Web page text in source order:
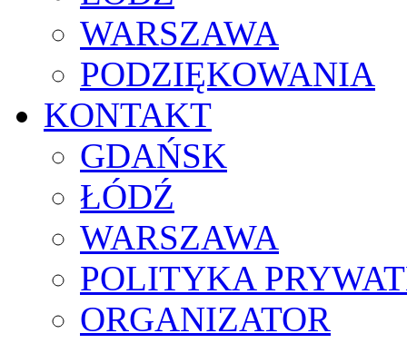
WARSZAWA
PODZIĘKOWANIA
KONTAKT
GDAŃSK
ŁÓDŹ
WARSZAWA
POLITYKA
ORGANIZATOR